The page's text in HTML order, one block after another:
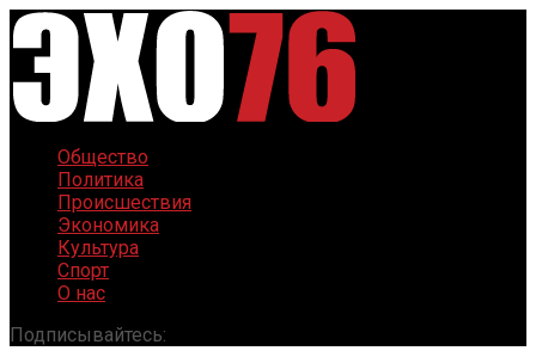
Общество
Политика
Происшествия
Экономика
Культура
Спорт
О нас
Подписывайтесь: